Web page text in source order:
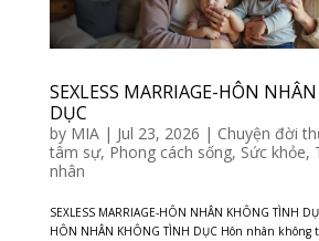
SEXLESS MARRIAGE-HÔN
DỤC
by MIA| Jul 23, 2026 | Chuyện đời
tâm sự, Phong cách sống, Sức khỏe,
nhân
SEXLESS MARRIAGE-HÔN NHÂN KHÔNG TÌNH
HÔN NHÂN KHÔNG TÌNH DỤC Hôn nhân không